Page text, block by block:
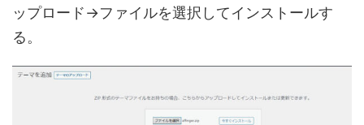
ップロード→ファイルを選択してインストールす
る。